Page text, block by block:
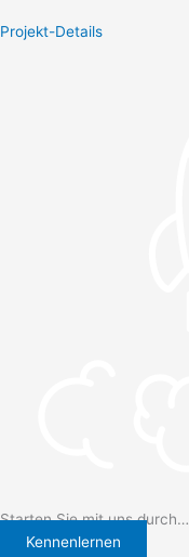
Projekt-Details
Starten Sie mit uns durch…
Kennenlernen